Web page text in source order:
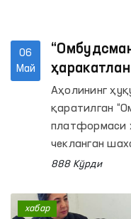
06
Май
шахслар
Аҳолининг
қаратилган
платформаси
чекланган
888 Кўрди
хабар